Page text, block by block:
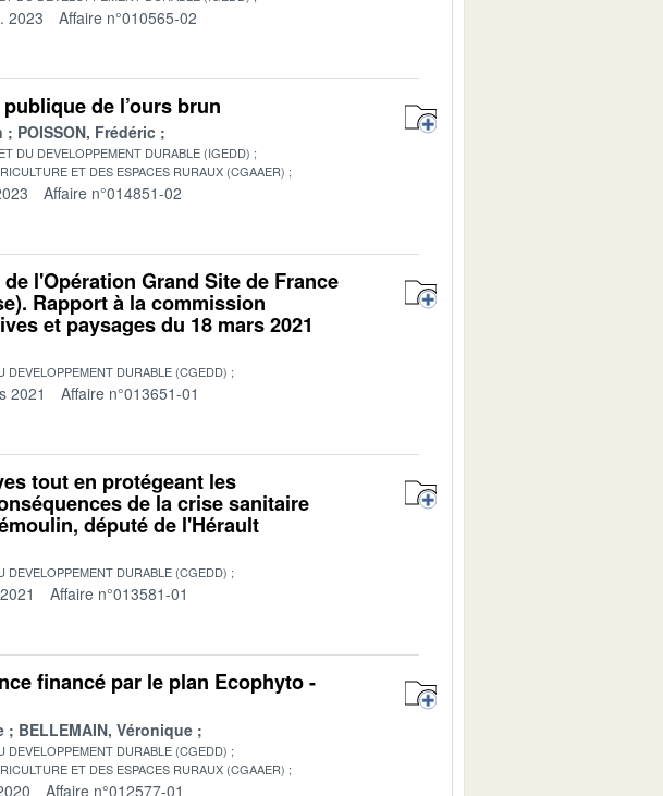
2023 Affaire n°010565-02
de l’ours brun
POISSON, Frédéric
DU DEVELOPPEMENT DURABLE (IGEDD)
ET DES ESPACES RURAUX (CGAAER)
Affaire n°014851-02
l'Opération Grand Site de France
Rapport à la commission
et paysages du 18 mars 2021
DEVELOPPEMENT DURABLE (CGEDD)
2021 Affaire n°013651-01
tout en protégeant les
de la crise sanitaire
député de l'Hérault
DEVELOPPEMENT DURABLE (CGEDD)
Affaire n°013581-01
financé par le plan Ecophyto -
BELLEMAIN, Véronique
DEVELOPPEMENT DURABLE (CGEDD)
ET DES ESPACES RURAUX (CGAAER)
Affaire n°012577-01